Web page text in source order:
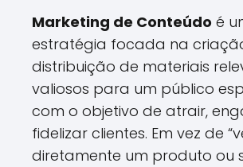
Marketing de Conteúdo é
estratégia focada na
distribuição de materiais
valiosos para um público
com o objetivo de atrair,
fidelizar clientes. Em vez de
diretamente um produto ou